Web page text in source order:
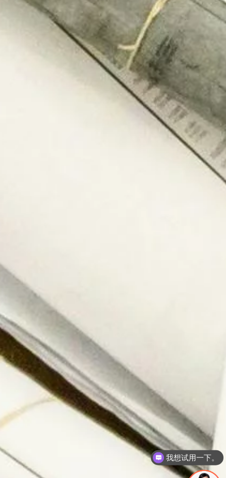
私有化如何部署？